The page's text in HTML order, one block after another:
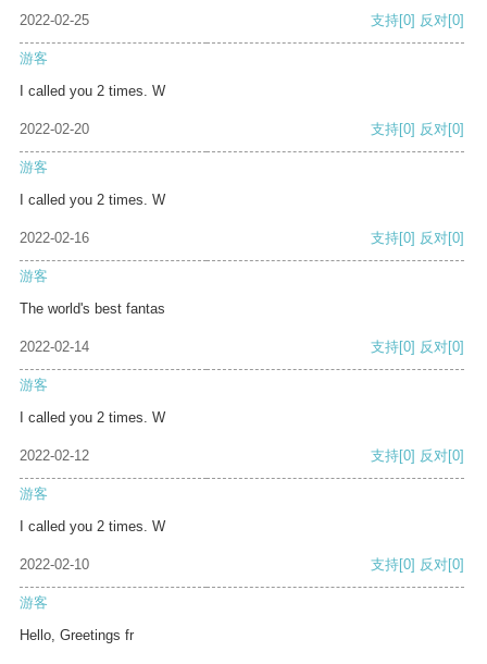
2022-02-25 支持[0] 反对[0]
游客
I called you 2 times. W
2022-02-20 支持[0] 反对[0]
游客
I called you 2 times. W
2022-02-16 支持[0] 反对[0]
游客
The world's best fantas
2022-02-14 支持[0] 反对[0]
游客
I called you 2 times. W
2022-02-12 支持[0] 反对[0]
游客
I called you 2 times. W
2022-02-10 支持[0] 反对[0]
游客
Hello, Greetings fr